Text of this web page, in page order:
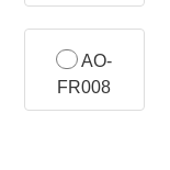
AO-
FR008